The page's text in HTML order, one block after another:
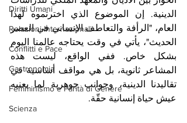
Diritti Umani
Relazioni Internazionali
Conflitti e Pace
Gastronomia
Femminismo e Parità di Genere
Scienza
الدينية. إن الموضوع الذي اخترتموه لهذا
العام، "الرأفة والتعاطف الإنساني في العصر
المشاعر ثانوية، بل هي مواقف أساسية في
تقاليدنا الدينية، وجوانب جوهرية لما يعنيه
عيش حياة إنسانية حقّة.